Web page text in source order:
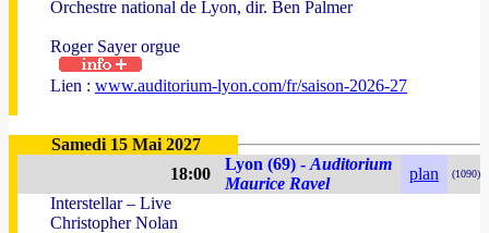
Orchestre national de Lyon, dir. Ben Palmer
Roger Sayer orgue
Lien : www.auditorium-lyon.com/fr/saison-2026-27
Samedi 15 Mai 2027
18:00
Lyon (69) - Auditorium
Maurice Ravel
plan (1090)
Interstellar – Live
Christopher Nolan